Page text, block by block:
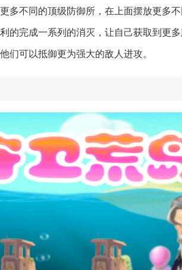
多不同的顶级防御所，在上面摆放更多不
的完成一系列的消灭，让自己获取到更多
们可以抵御更为强大的敌人进攻。